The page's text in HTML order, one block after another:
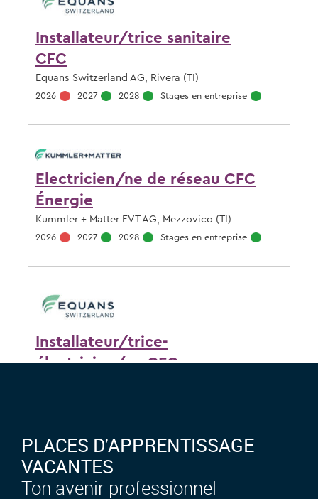
PLACES D'APPRENTISSAGE
VACANTES
Ton avenir professionnel